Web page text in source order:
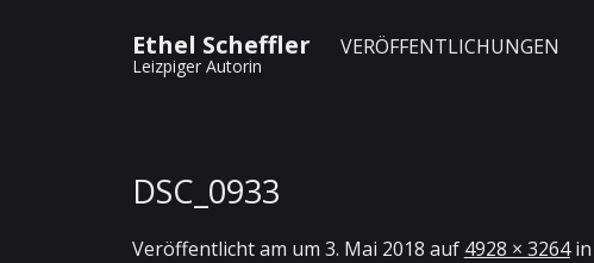
Ethel Scheffler
Leizpiger Autorin
VERÖFFENTLICHUNGEN
DSC_0933
Veröffentlicht am um 3. Mai 2018 auf 4928 × 3264in